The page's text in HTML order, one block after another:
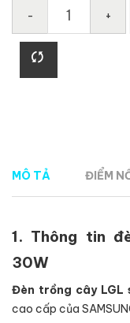
- +
MÔ TẢ ĐIỂM
1. Thông tin
30W
Đèn trồng cây
cao cấp của